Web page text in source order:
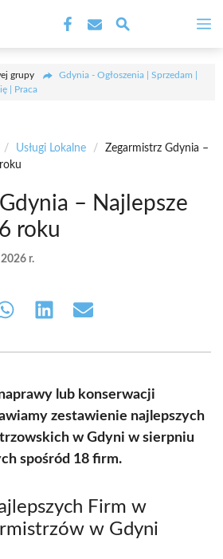
grupy
Gdynia - Ogłoszenia | Sprzedam |
| Praca
/ Usługi Lokalne /
Zegarmistrz Gdynia –
– Najlepsze
roku
r.
Share Share Share
lub konserwacji
zestawienie najlepszych
w Gdyni w sierpniu
spośród 18 firm.
Firm w
w Gdyni